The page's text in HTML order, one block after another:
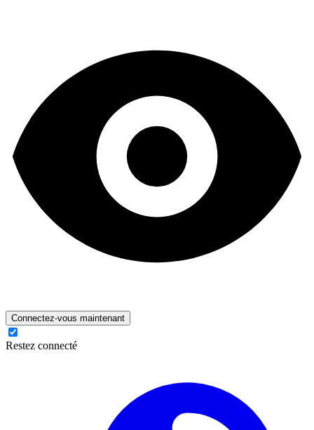
Connectez-vous maintenant
Restez connecté